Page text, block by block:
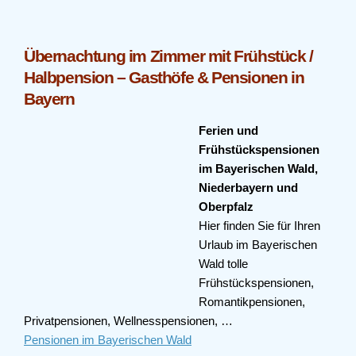
Übernachtung im Zimmer mit Frühstück /
Halbpension – Gasthöfe & Pensionen in
Bayern
Ferien und
Frühstückspensionen
im Bayerischen Wald,
Niederbayern und
Oberpfalz
Hier finden Sie für Ihren
Urlaub im Bayerischen
Wald tolle
Frühstückspensionen,
Romantikpensionen,
Privatpensionen, Wellnesspensionen, …
Pensionen im Bayerischen Wald